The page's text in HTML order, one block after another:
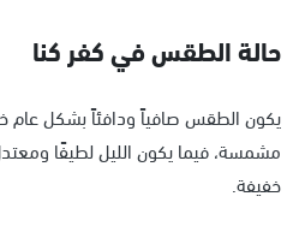
حالة الطقس في كفر كنا
يكون الطقس صافياً ودافئاً بشكل عام
مشمسة، فيما يكون الليل لطيفًا
خفيفة.